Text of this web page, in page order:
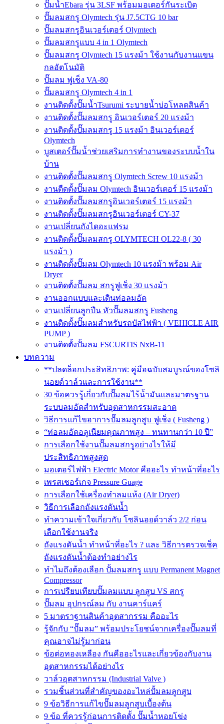
ปั๊มน้ำEbara รุ่น 3LSF พร้อมมอเตอร์กันระเบิด
ปั๊มลมสกรู Olymtech รุ่น J7.5CTG 10 bar
ปั๊มลมสกรูอินเวอร์เตอร์ Olymtech
ปั๊มลมสกรูแบบ 4 in 1 Olymtech
ปั๊มลมสกรู Olymtech 15 แรงม้า ใช้งานกับงานแขน
กลอัตโนมัติ
ปั๊มลม ฟูเช็ง VA-80
ปั๊มลมสกรู Olymtech 4 in 1
งานติดตั้งปั๊มน้ำTsurumi ระบายน้ำบ่อโหลดสินค้า
งานติดตั้งปั๊มลมสกรู อินเวอร์เตอร์ 20 แรงม้า
งานติดตั้งปั๊มลมสกรู 15 แรงม้า อินเวอร์เตอร์
Olymtech
บูสเตอร์ปั๊มน้ำช่วยเสริมการทำงานของระบบน้ำใน
บ้าน
งานติดตั้งปั๊มลมสกรู Olymtech Screw 10 แรงม้า
งานตืดตั้งปั๊มลม Olymtech อินเวอร์เตอร์ 15 แรงม้า
งานติดตั้งปั๊มลมสกรูอินเวอร์เตอร์ 15 แรงม้า
งานติดตั้งปั๊มลมสกรูอินเวอร์เตอร์ CY-37
งานเปลี่ยนถังไดอะแฟรม
งานติดตั้งปั๊มลมสกรู OLYMTECH OL22-8 ( 30
แรงม้า )
งานติดตั้งปั๊มลม Olymtech 10 แรงม้า พร้อม Air
Dryer
งานติดตั้งปั๊มลม สกรูฟูเช็ง 30 แรงม้า
งานออกแบบและเดินท่อลมอัด
งานเปลี่ยนลูกปืน หัวปั๊มลมสกรู Fusheng
งานติดตั้งปั๊มลมสำหรับรถบัสไฟฟ้า ( VEHICLE AIR
PUMP )
งานติดตั้งปั้มลม FSCURTIS NxB-11
บทความ
**ปลดล็อกประสิทธิภาพ: คู่มือฉบับสมบูรณ์ของโซลิ
นอยด์วาล์วและการใช้งาน**
30 ข้อควรรู้เกี่ยวกับปั๊มลมไร้น้ำมันและมาตรฐาน
ระบบลมอัดสำหรับอุตสาหกรรมสะอาด
วิธีการแก้ไขอาการปั๊มลมลูกสูบ ฟูเช็ง ( Fusheng )
“ท่อลมอัดอลูเนียมคุณภาพสูง – ทนทานกว่า 10 ปี”
การเลือกใช้งานปั๊มลมสกรูอย่างไรให้มี
ประสิทธิภาพสูงสุด
มอเตอร์ไฟฟ้า Electric Motor คืออะไร ทำหน้าที่อะไร
เพรสเชอร์เกจ Pressure Guage
การเลือกใช้เครื่องทำลมแห้ง (Air Dryer)
วิธีการเลือกถังแรงดันน้ำ
ทำความเข้าใจเกี่ยวกับ โซลินอยด์วาล์ว 2/2 ก่อน
เลือกใช้งานจริง
ถังแรงดันน้ำ ทำหน้าที่อะไร ? และ วิธีการตรวจเช็ค
ถังแรงดันน้ำต้องทำอย่างไร
ทำไมถึงต้องเลือก ปั้มลมสกรู แบบ Permanent Magnet
Compressor
การเปรียบเทียบปั๊มลมแบบ ลูกสูบ VS สกรู
ปั๊มลม อุปกรณ์ลม กับ งานคาร์แคร์
5 มาตราฐานสินค้าอุตสากรรม คืออะไร
รู้จักกับ “ปั๊มลม” พร้อมประโยชน์จากเครื่องปั๊มลมที่
คุณอาจไม่รู้มาก่อน
ข้อต่อทองเหลือง กันคืออะไรและเกี่ยวข้องกับงาน
อุตสาหกรรมได้อย่างไร
วาล์วอุตสาหกรรม (Industrial Valve )
รวมชิ้นส่วนที่สำคัญของอะไหล่ปั้มลมลูกสูบ
9 ข้อวิธีการแก้ไขปั๊มลมลูกสูบเบื้องต้น
9 ข้อ ที่ควรรู้ก่อนการติดตั้ง ปั๊มน้ำหอยโข่ง